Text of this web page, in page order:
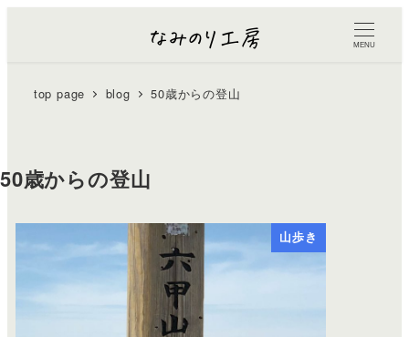
MENU
top page blog 50歳からの登山
50歳からの登山
山歩き